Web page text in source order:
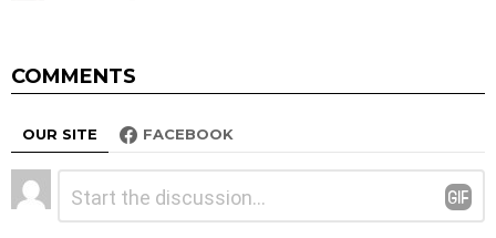
COMMENTS
OUR SITE FACEBOOK
Leave
a
Comment